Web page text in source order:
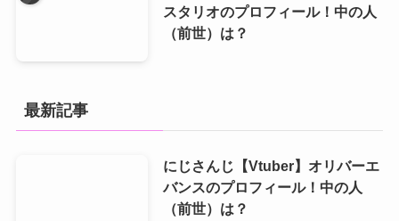
スタリオのプロフィール！中の人
（前世）は？
最新記事
にじさんじ【Vtuber】オリバーエ
バンスのプロフィール！中の人
（前世）は？